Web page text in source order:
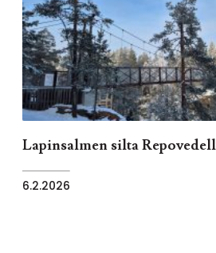
Lapinsalmen silta
6.2.2026